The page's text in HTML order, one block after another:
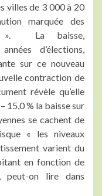
villes de 3 000 à 20
marquée des
». La baisse,
d’élections,
sur ce nouveau
contraction de
révèle qu’elle
15,0 % la baisse sur
se cachent de
« les niveaux
varient du
en fonction de
peut-on lire dans